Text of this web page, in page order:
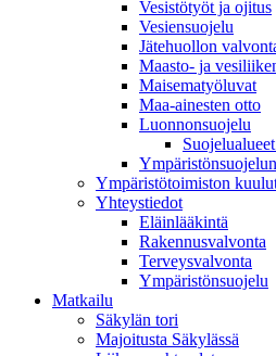
Vesistötyöt ja ojitus
Vesiensuojelu
Jätehuollon
Maasto- ja
Maisematyöluvat
Maa-ainesten otto
Luonnonsuojelu
Ympäristötoimiston
Yhteystiedot
Eläinlääkintä
Rakennusvalvonta
Terveysvalvonta
Ympäristönsuojelu
Mat­kailu
Säkylän tori
Majoitusta Säkylässä